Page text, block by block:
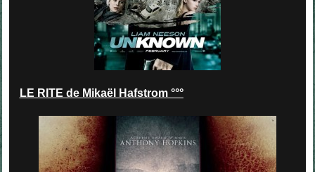
LE RITE de Mikaël Hafstrom °°°